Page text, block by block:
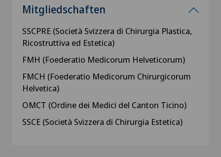
Mitgliedschaften
SSCPRE (Società Svizzera di Chirurgia Plastica,
Ricostruttiva ed Estetica)
FMH (Foederatio Medicorum Helveticorum)
FMCH (Foederatio Medicorum Chirurgicorum
Helvetica)
OMCT (Ordine dei Medici del Canton Ticino)
SSCE (Società Svizzera di Chirurgia Estetica)